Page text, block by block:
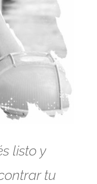
listo y
tu